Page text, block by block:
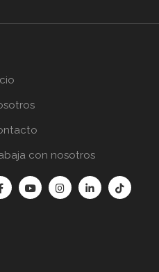
con nosotros